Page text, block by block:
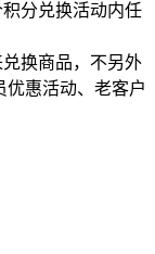
分兑换活动内任
换商品，不另外
优惠活动、老客户